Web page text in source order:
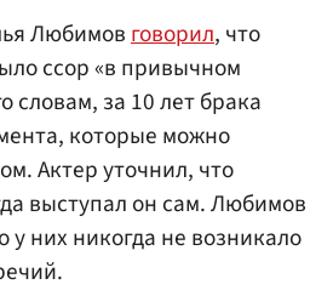
Любимовговорил, что
ссор «в привычном
словам, за 10 лет брака
которые можно
Актер уточнил, что
выступал он сам. Любимов
у них никогда не возникало